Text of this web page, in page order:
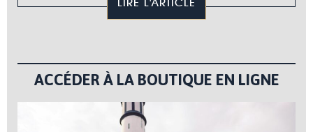
ACCÉDER À LA BOUTIQUE EN LIGNE